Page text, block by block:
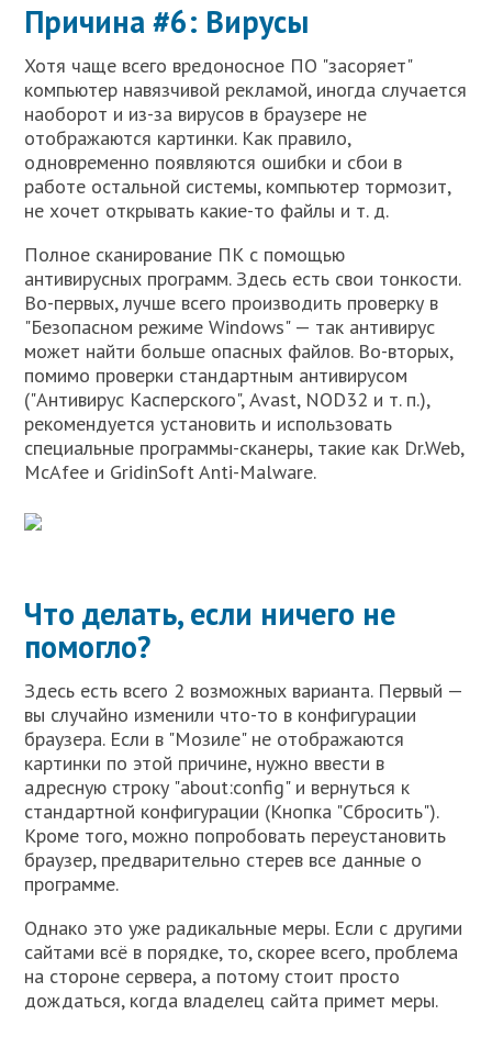
Причина #6: Вирусы
Хотя чаще всего вредоносное ПО "засоряет"
компьютер навязчивой рекламой, иногда случается
наоборот и из-за вирусов в браузере не
отображаются картинки. Как правило,
одновременно появляются ошибки и сбои в
работе остальной системы, компьютер тормозит,
не хочет открывать какие-то файлы и т. д.
Полное сканирование ПК с помощью
антивирусных программ. Здесь есть свои тонкости.
Во-первых, лучше всего производить проверку в
"Безопасном режиме Windows" — так антивирус
может найти больше опасных файлов. Во-вторых,
помимо проверки стандартным антивирусом
("Антивирус Касперского", Avast, NOD32 и т. п.),
рекомендуется установить и использовать
специальные программы-сканеры, такие как Dr.Web,
McAfee и GridinSoft Anti-Malware.
Что делать, если ничего не
помогло?
Здесь есть всего 2 возможных варианта. Первый —
вы случайно изменили что-то в конфигурации
браузера. Если в "Мозиле" не отображаются
картинки по этой причине, нужно ввести в
адресную строку "about:config" и вернуться к
стандартной конфигурации (Кнопка "Сбросить").
Кроме того, можно попробовать переустановить
браузер, предварительно стерев все данные о
программе.
Однако это уже радикальные меры. Если с другими
сайтами всё в порядке, то, скорее всего, проблема
на стороне сервера, а потому стоит просто
дождаться, когда владелец сайта примет меры.